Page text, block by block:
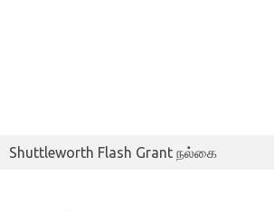
Shuttleworth Flash Grant நல்கை